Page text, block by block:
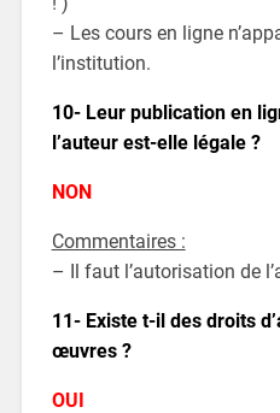
– Les cours en ligne
l’institution.
10- Leur publication en
l’auteur est-elle légale ?
NON
Commentaires :
– Il faut l’autorisation de
11- Existe t-il des droits
œuvres ?
OUI